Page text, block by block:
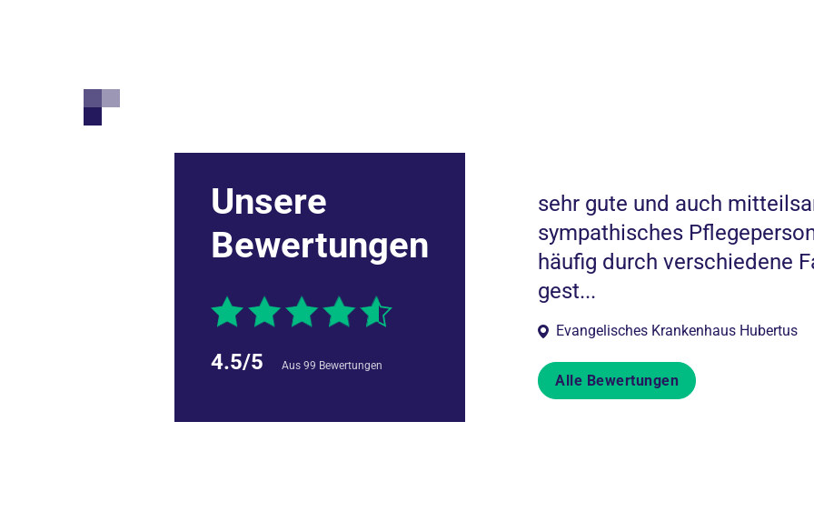
Unsere
Bewertungen
4.5/5 Aus 99 Bewertungen
Mein stationärer Aufenthalt war in der
Gefäßchirurgie. ***haben mich vor dem Eingriff gut
aufgeklärt, sodass ich keine Bedenken hatte.
sehr gute und auch
sympathisches
häufig durch verschiedene
gest...
Evangelisches Krankenhaus Hubertus
Alle Bewertungen